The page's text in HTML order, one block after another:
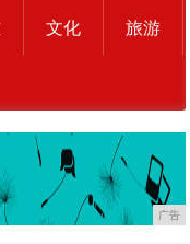
文化 旅游
广告